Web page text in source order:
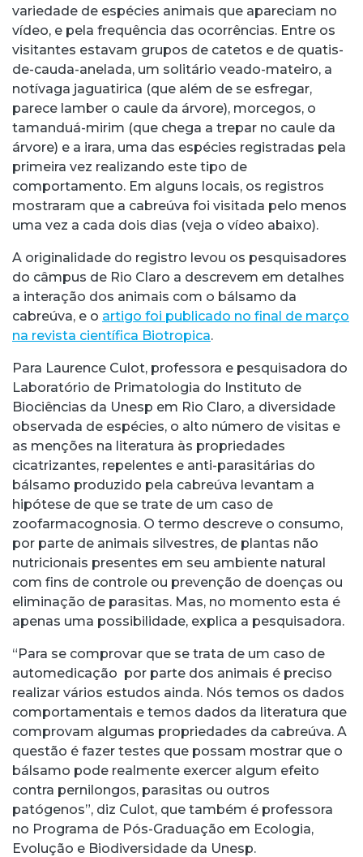
variedade de espécies animais que apareciam no
vídeo, e pela frequência das ocorrências. Entre os
visitantes estavam grupos de catetos e de quatis-
de-cauda-anelada, um solitário veado-mateiro, a
notívaga jaguatirica (que além de se esfregar,
parece lamber o caule da árvore), morcegos, o
tamanduá-mirim (que chega a trepar no caule da
árvore) e a irara, uma das espécies registradas pela
primeira vez realizando este tipo de
comportamento. Em alguns locais, os registros
mostraram que a cabreúva foi visitada pelo menos
uma vez a cada dois dias (veja o vídeo abaixo).
A originalidade do registro levou os pesquisadores
do câmpus de Rio Claro a descrevem em detalhes
a interação dos animais com o bálsamo da
cabreúva, e o artigo foi publicado no final de março
na revista científica Biotropica.
Para Laurence Culot, professora e pesquisadora do
Laboratório de Primatologia do Instituto de
Biociências da Unesp em Rio Claro, a diversidade
observada de espécies, o alto número de visitas e
as menções na literatura às propriedades
cicatrizantes, repelentes e anti-parasitárias do
bálsamo produzido pela cabreúva levantam a
hipótese de que se trate de um caso de
zoofarmacognosia. O termo descreve o consumo,
por parte de animais silvestres, de plantas não
nutricionais presentes em seu ambiente natural
com fins de controle ou prevenção de doenças ou
eliminação de parasitas. Mas, no momento esta é
apenas uma possibilidade, explica a pesquisadora.
“Para se comprovar que se trata de um caso de
automedicação por parte dos animais é preciso
realizar vários estudos ainda. Nós temos os dados
comportamentais e temos dados da literatura que
comprovam algumas propriedades da cabreúva. A
questão é fazer testes que possam mostrar que o
bálsamo pode realmente exercer algum efeito
contra pernilongos, parasitas ou outros
patógenos”, diz Culot, que também é professora
no Programa de Pós-Graduação em Ecologia,
Evolução e Biodiversidade da Unesp.